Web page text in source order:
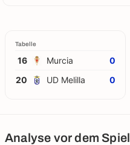
Tabelle
16 Murcia
0
20
UD Melilla 0
Analyse vor dem Spiel